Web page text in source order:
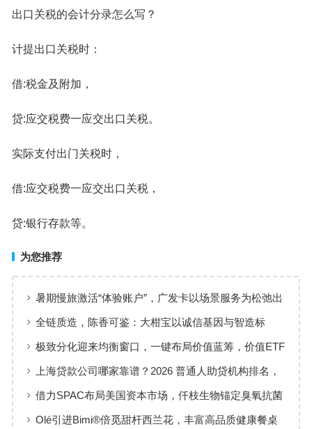
出口关税的会计分录怎么写？
计提出口关税时：
借:税金及附加，
贷:应交税费一应交出口关税。
实际支付出门关税时，
借:应交税费一应交出口关税，
贷:银行存款等。
为您推荐
暑期慢旅激活“体验账户”，广发卡以场景服务为松弛出
行添彩
全链质造，陈香可鉴：大柑宝以诚信基因与智造标
准，定义新会陈皮高质量发展
极致分化迎来均衡窗口，一键布局价值蓝筹，价值ETF
华夏火热开售
上海贷款公司哪家靠谱？2026 普通人助贷机构排名，
工薪族借钱选择指南
借力SPAC布局美国资本市场，仟枝生物锚定臭氧抗菌
黄金赛道
Olé引进Bimi®倍觅甜杆西兰花，丰富高品质健康餐桌